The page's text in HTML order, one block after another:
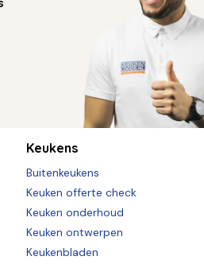
Keukens
Buitenkeukens
Keuken offerte check
Keuken onderhoud
Keuken ontwerpen
Keukenbladen